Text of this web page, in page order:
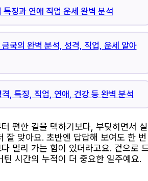
특징과 연애 직업 운세 완벽 분석
국의 완벽 분석, 성격, 직업, 운세 알아
, 특징, 직업, 연애, 건강 등 완벽 분석
편한 길을 택하기보다, 부딪히면서 실
잘 맞아요. 초반엔 답답해 보여도 한 번
멀리 가는 힘이 있더라고요. 겉으로
틴 시간의 누적이 더 중요한 일주예요.